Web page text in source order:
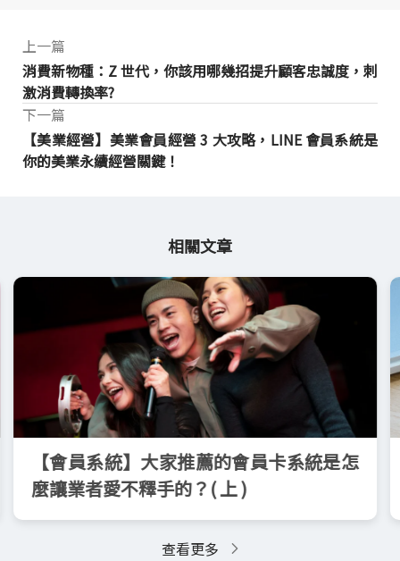
上一篇
消費新物種：Z 世代，你該用哪幾招提升顧客忠誠度，刺
激消費轉換率?
【美業經營】美業會員經營 3 大攻略，LINE 會員系統是
你的美業永續經營關鍵！
下一篇
相關文章
【會員系統】大家推薦的會員卡系統是怎
麼讓業者愛不釋手的？( 上 )
查看更多